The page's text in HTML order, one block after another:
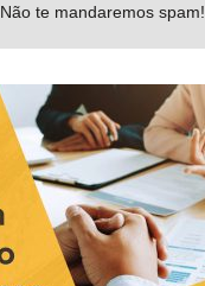
Não te mandaremos spam!